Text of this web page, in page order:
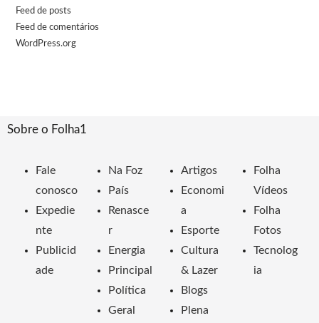
Feed de posts
Feed de comentários
WordPress.org
Sobre o Folha1
Fale
conosco
Expedie
nte
Publicid
ade
Na Foz
País
Renasce
r
Energia
Principal
Política
Geral
Artigos
Economi
a
Esporte
Cultura
& Lazer
Blogs
Plena
Folha
Vídeos
Folha
Fotos
Tecnolog
ia